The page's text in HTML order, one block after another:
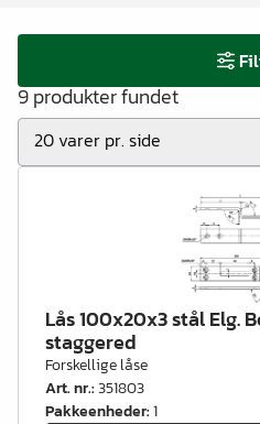
9 produkter fundet
Lås 100x20x3 stål Elg.
staggered
Forskellige låse
Art. nr.:351803
Pakkeenheder:1